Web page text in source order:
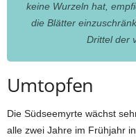
keine Wurzeln hat,
die Blätter
Drittel der
Umtopfen
Die Südseemyrte wächst
alle zwei Jahre im Frühjahr